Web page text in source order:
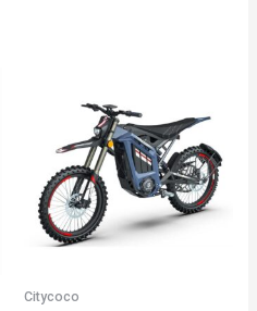
Citycoco